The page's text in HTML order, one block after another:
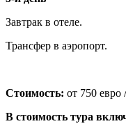
Завтрак в отеле.
Трансфер в аэропорт.
Стоимость: от 750 евро
В стоимость тура